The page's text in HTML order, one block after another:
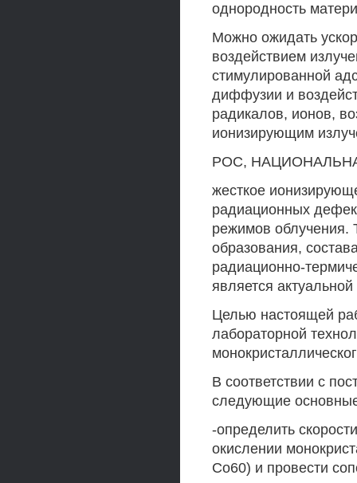
однородность
Можно ожидать
воздействием
стимулированной
диффузии и
радикалов, ионов,
ионизирующим
РОС,
жесткое
радиационных
режимов облучения.
образования,
радиационно-
является
Целью настоящей
лабораторной
В соответствии с
следующие
-определить
окислении
Со60) и провести